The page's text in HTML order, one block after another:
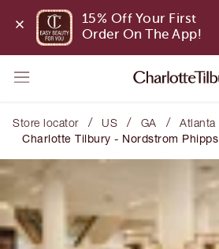
15% Off Your First
Order On The App!
Store locator / US / GA / Atlanta
Charlotte Tilbury - Nordstrom Phipps